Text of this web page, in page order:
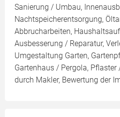
Sanierung / Umbau,
Nachtspeicherentsorgung,
Abbrucharbeiten,
Ausbesserung / Reparatur,
Umgestaltung Garten,
Gartenhaus / Pergola, Pflaster
durch Makler, Bewertung der